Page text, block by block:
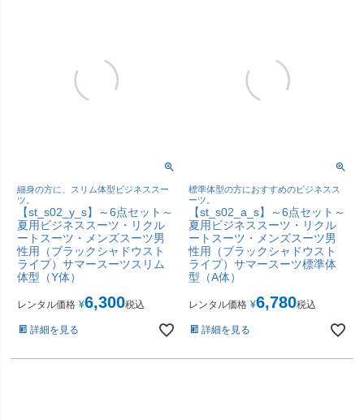
細身の方に、スリム体型ビジネススー
ツ。
【st_s02_y_s】～6点セット～
夏用ビジネススーツ・リクル
ートスーツ・メンズスーツ男
性用（ブラックシャドウスト
ライプ）サマースーツスリム
体型（Y体）
レンタル価格 ¥6,300税込
詳細を見る
標準体型の方におすすめのビジネスス
ーツ。
【st_s02_a_s】～6点セット～
夏用ビジネススーツ・リクル
ートスーツ・メンズスーツ男
性用（ブラックシャドウスト
ライプ）サマースーツ標準体
型（A体）
レンタル価格 ¥6,780税込
詳細を見る